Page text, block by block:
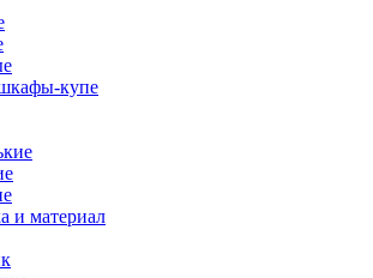
купе
и материал